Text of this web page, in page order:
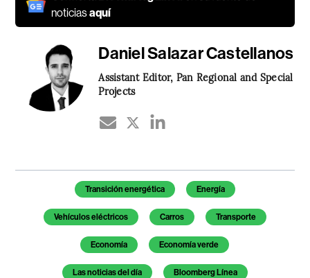
noticiasaquí
Daniel Salazar Castellanos
Assistant Editor, Pan Regional and Special
Projects
Temas de este artículo
Transición energética Energía
Vehículos eléctricos Carros Transporte
Economía Economía verde
Las noticias del día Bloomberg Línea